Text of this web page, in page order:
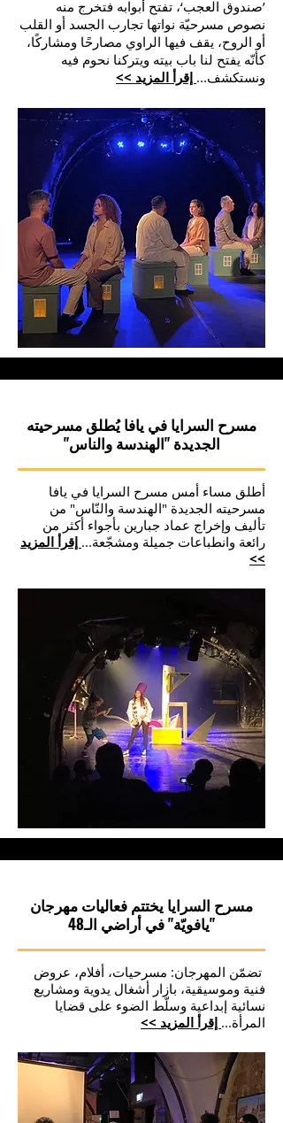
’صندوق العجب‘، تفتح أبوابه فتخرج منه
نصوص مسرحيّة نواتها تجارب الجسد أو القلب
أو الروح، يقف فيها الراوي مصارحًا ومشاركًا،
كأنّه يفتح لنا باب بيته ويتركنا نحوم فيه
ونستكشف... إقرأ المزيد >>
مسرح السرايا في يافا يُطلق مسرحيته
الجديدة "الهندسة والناس"
أطلق مساء أمس مسرح السرايا في يافا
مسرحيته الجديدة "الهندسة والنّاس" من
تأليف وإخراج عماد جبارين بأجواء أكثر من
رائعة وانطباعات جميلة ومشجّعة... إقرأ المزيد
>>
مسرح السرايا يختتم فعاليات مهرجان
"يافويّة" في أراضي الـ48
تضمّن المهرجان: مسرحيات، أفلام، عروض
فنية وموسيقية، بازار أشغال يدوية ومشاريع
نسائية إبداعية وسلّط الضوء على قضايا
المرأة... إقرأ المزيد >>